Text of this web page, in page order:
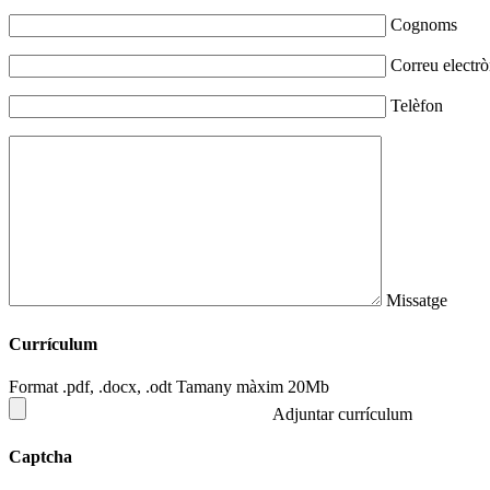
Cognoms
Correu
Telèfon
Missatge
Currículum
Format .pdf, .docx, .odt Tamany màxim 20Mb
Adjuntar currículum
Captcha